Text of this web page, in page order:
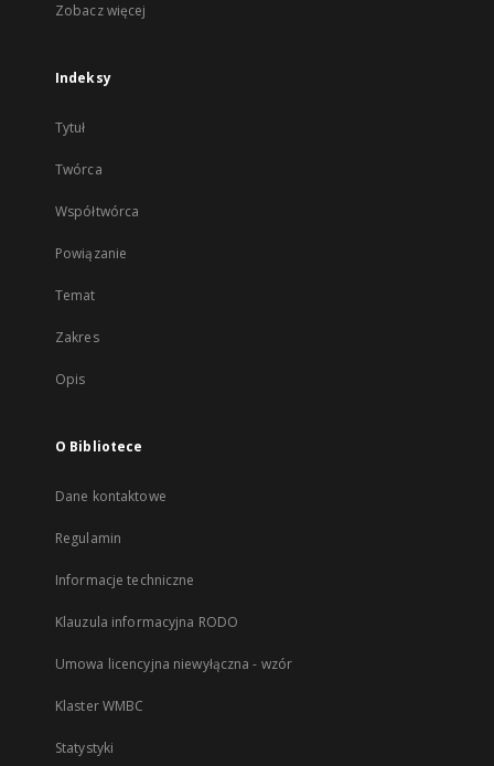
Zobacz więcej
Indeksy
Tytuł
Twórca
Współtwórca
Powiązanie
Temat
Zakres
Opis
O Bibliotece
Dane kontaktowe
Regulamin
Informacje techniczne
Klauzula informacyjna RODO
Umowa licencyjna niewyłączna - wzór
Klaster WMBC
Statystyki